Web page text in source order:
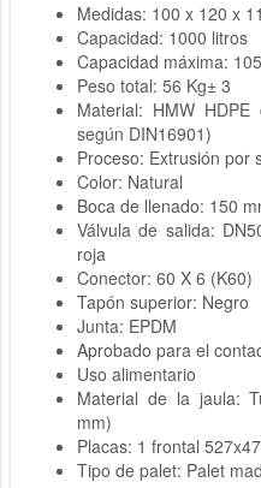
Medidas: 100 x 120 x
Capacidad: 1000 litros
Capacidad máxima:
Peso total: 56 Kg± 3
Material: HMW
según DIN16901)
Proceso: Extrusión por
Color: Natural
Boca de llenado: 150
Válvula de salida:
roja
Conector: 60 X 6 (K60)
Tapón superior: Negro
Junta: EPDM
Aprobado para el
Uso alimentario
Material de la jaula:
mm)
Placas: 1 frontal
Tipo de palet: Palet